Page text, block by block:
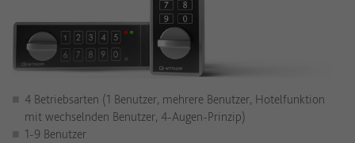
4 Betriebsarten (1 Benutzer, mehrere Benutzer, Hotelfunktion
mit wechselnden Benutzer, 4-Augen-Prinzip)
1-9 Benutzer